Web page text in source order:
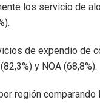
los servicio de
de expendio de
y NOA (68,8%).
región